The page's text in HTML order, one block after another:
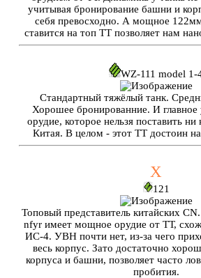
учитывая бронирование башни и
себя превосходно. А мощное
ставится на топ ТТ позволяет нам
WZ-111 model 1-
Стандартный тяжёлый танк.
Хорошее бронированние. И главное
орудие, которое нельзя поставить
Китая. В целом - этот ТТ достоин
X
121
Топовый представитель китайских
nfyr имеет мощное орудие от ТТ,
ИС-4. УВН почти нет, из-за чего
весь корпус. Зато достаточно
корпуса и башни, позволяет часто
пробития.